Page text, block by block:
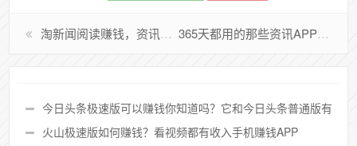
淘新闻阅读赚钱，资讯新闻好看又好赚 365天都用的那些资讯APP，你有顺带赚零花吗？
今日头条极速版可以赚钱你知道吗？它和今日头条普通版有
什么不同？
火山极速版如何赚钱？看视频都有收入手机赚钱APP